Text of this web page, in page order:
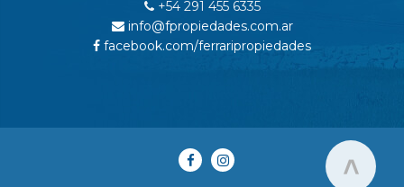
+54 291 455 6335
info@fpropiedades.com.ar
facebook.com/ferraripropiedades
>